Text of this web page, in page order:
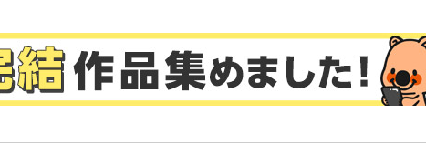
がやたらと絡んできます
～